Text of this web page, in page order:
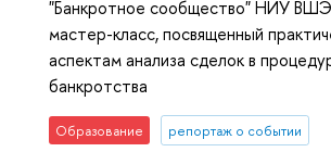
"Банкротное сообщество" НИУ
мастер-класс, посвященный
аспектам анализа сделок в
банкротства
Образование репортаж о событии